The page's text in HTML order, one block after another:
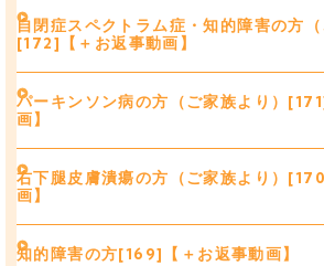
自閉症スペクトラム症・知的障害の方（
[172]【＋お返事動画】
パーキンソン病の方（ご家族より）
画】
右下腿皮膚潰瘍の方（ご家族より）
画】
知的障害の方[169]【＋お返事動画】